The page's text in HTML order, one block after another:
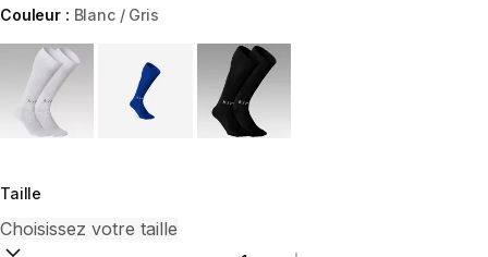
Couleur : Blanc / Gris
Choose a variant
Taille